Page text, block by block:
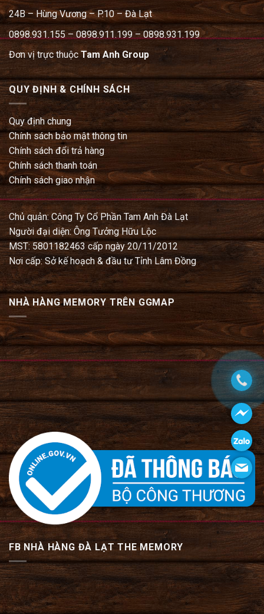
24B – Hùng Vương – P.10 – Đà Lạt
0898.931.155 – 0898.911.199 – 0898.931.199
Đơn vị trực thuộcTam Anh Group
QUY ĐỊNH & CHÍNH SÁCH
Quy định chung
Chính sách bảo mật thông tin
Chính sách đổi trả hàng
Chính sách thanh toán
Chính sách giao nhận
Chủ quản: Công Ty Cổ Phần Tam Anh Đà Lạt
Người đại diện: Ông Tưởng Hữu Lộc
MST: 5801182463 cấp ngày 20/11/2012
Nơi cấp: Sở kế hoạch & đầu tư Tỉnh Lâm Đồng
NHÀ HÀNG MEMORY TRÊN GGMAP
FB NHÀ HÀNG ĐÀ LẠT THE MEMORY